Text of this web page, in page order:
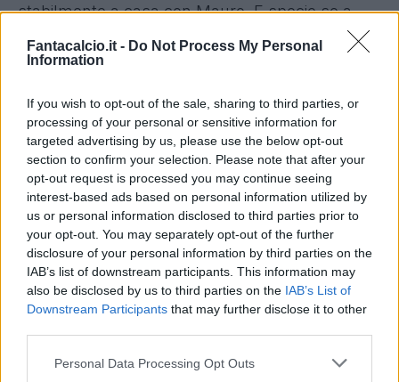
Fantacalcio.it - Do Not Process My Personal
Information
If you wish to opt-out of the sale, sharing to third parties, or
processing of your personal or sensitive information for
targeted advertising by us, please use the below opt-out
section to confirm your selection. Please note that after your
opt-out request is processed you may continue seeing
interest-based ads based on personal information utilized by
us or personal information disclosed to third parties prior to
your opt-out. You may separately opt-out of the further
disclosure of your personal information by third parties on the
IAB’s list of downstream participants. This information may
also be disclosed by us to third parties on the IAB’s List of
Downstream Participants that may further disclose it to other
Personal Data Processing Opt Outs
stabilmente a casa con Mauro. E specie se a
San Siro, in casa dell
'Inter , vince il Torino.
A fine partita, un soddisfatto Maxi si è
presentato ai microfoni. Queste le sue
dichiarazioni:"Era importante per noi e per me
per avere più fiducia in quello che sto facendo.
In un momento di frenesia e di tanto nervosismo
ho cercato di dare tranquillità e di giocare la
palla, che era quello che ci voleva in questo
momento".Inevitabile, ovviamente, il riferimento
alla particolarità della partita:"In campo con
voglia? Come sempre.Un pochino in più? Può
darsi.Volevo fare un regalo perché oggi è il